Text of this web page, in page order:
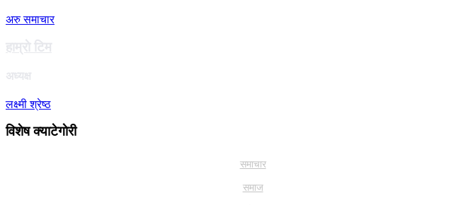
अरु समाचार
हाम्राे टिम
अध्यक्ष
लक्ष्मी श्रेष्ठ
विशेष क्याटेगाेरी
समाचार
समाज